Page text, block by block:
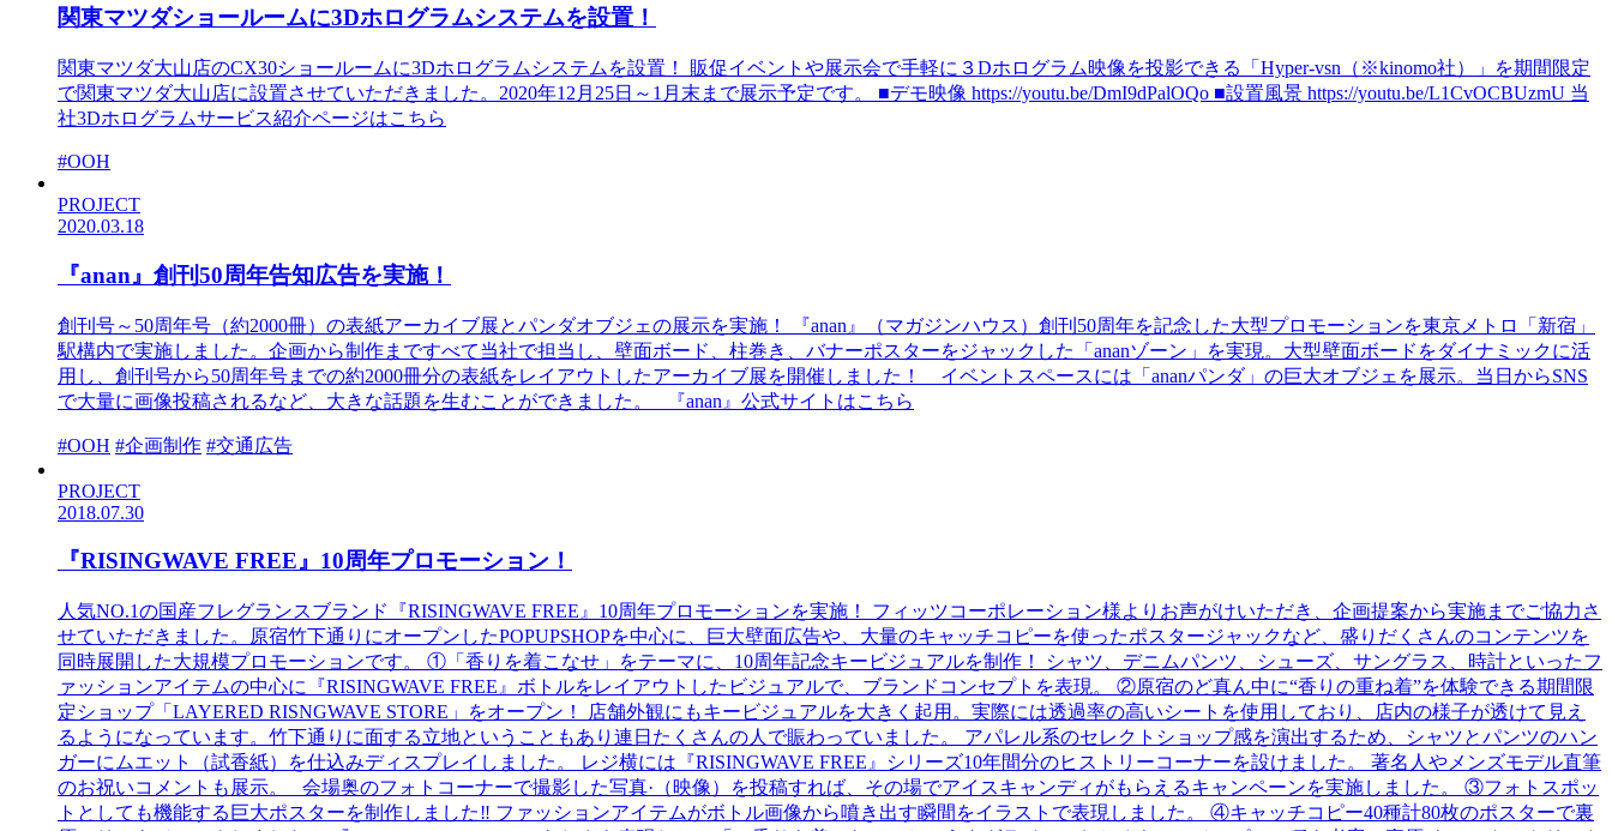
関東マツダショールームに3Dホログラムシステムを設置！
関東マツダ大山店のCX30ショールームに3Dホログラムシステムを設置！ 販促イベントや展示会で手軽に３Dホログラム映像を投影できる「Hyper-vsn（※kinomo社）」を期間限定
で関東マツダ大山店に設置させていただきました。2020年12月25日～1月末まで展示予定です。 ■デモ映像 https://youtu.be/DmI9dPalOQo ■設置風景 https://youtu.be/L1CvOCBUzmU 当
社3Dホログラムサービス紹介ページはこちら
#OOH
PROJECT
2020.03.18
『anan』創刊50周年告知広告を実施！
創刊号～50周年号（約2000冊）の表紙アーカイブ展とパンダオブジェの展示を実施！ 『anan』（マガジンハウス）創刊50周年を記念した大型プロモーションを東京メトロ「新宿」
駅構内で実施しました。企画から制作まですべて当社で担当し、壁面ボード、柱巻き、バナーポスターをジャックした「ananゾーン」を実現。大型壁面ボードをダイナミックに活
用し、創刊号から50周年号までの約2000冊分の表紙をレイアウトしたアーカイブ展を開催しました！ イベントスペースには「ananパンダ」の巨大オブジェを展示。当日からSNS
で大量に画像投稿されるなど、大きな話題を生むことができました。 『anan』公式サイトはこちら
#OOH #企画制作 #交通広告
PROJECT
2018.07.30
『RISINGWAVE FREE』10周年プロモーション！
人気NO.1の国産フレグランスブランド『RISINGWAVE FREE』10周年プロモーションを実施！ フィッツコーポレーション様よりお声がけいただき、企画提案から実施までご協力さ
せていただきました。原宿竹下通りにオープンしたPOPUPSHOPを中心に、巨大壁面広告や、大量のキャッチコピーを使ったポスタージャックなど、盛りだくさんのコンテンツを
同時展開した大規模プロモーションです。 ①「香りを着こなせ」をテーマに、10周年記念キービジュアルを制作！ シャツ、デニムパンツ、シューズ、サングラス、時計といったフ
ァッションアイテムの中心に『RISINGWAVE FREE』ボトルをレイアウトしたビジュアルで、ブランドコンセプトを表現。 ②原宿のど真ん中に“香りの重ね着”を体験できる期間限
定ショップ「LAYERED RISNGWAVE STORE」をオープン！ 店舗外観にもキービジュアルを大きく起用。実際には透過率の高いシートを使用しており、店内の様子が透けて見え
るようになっています。竹下通りに面する立地ということもあり連日たくさんの人で賑わっていました。 アパレル系のセレクトショップ感を演出するため、シャツとパンツのハン
ガーにムエット（試香紙）を仕込みディスプレイしました。 レジ横には『RISINGWAVE FREE』シリーズ10年間分のヒストリーコーナーを設けました。 著名人やメンズモデル直筆
のお祝いコメントも展示。 会場奥のフォトコーナーで撮影した写真·（映像）を投稿すれば、その場でアイスキャンディがもらえるキャンペーンを実施しました。 ③フォトスポッ
トとしても機能する巨大ポスターを制作しました‼ ファッションアイテムがボトル画像から噴き出す瞬間をイラストで表現しました。 ④キャッチコピー40種計80枚のポスターで裏